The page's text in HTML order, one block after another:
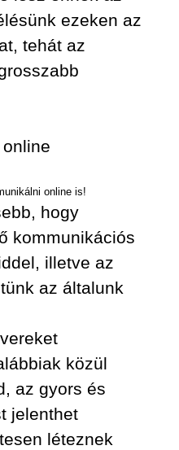
ezeken az
tehát az
online is!
hogy
kommunikációs
illetve az
az általunk
közül
az gyors és
jelenthet
léteznek